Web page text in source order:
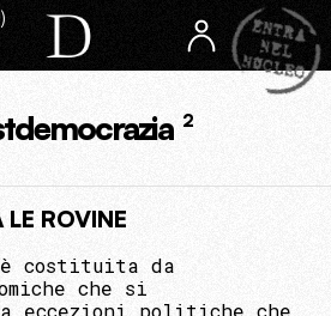
)
2
ROVINE
è costituita da
che si
eccezioni politiche che